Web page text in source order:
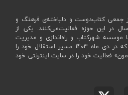
جمعی کتاب‌دوست و دلباخته‌ی فرهنگ و
در این حوزه فعالیت‌می‌کنند. یکی از
موسسه شهرکتاب و راه‌اندازی و مدیریت
فروشگاه اینترنتی موسسه بود که در دی ماه 1403 مسیر استقلال خود را
فعالیت خود را در سایت اینترنتی خود